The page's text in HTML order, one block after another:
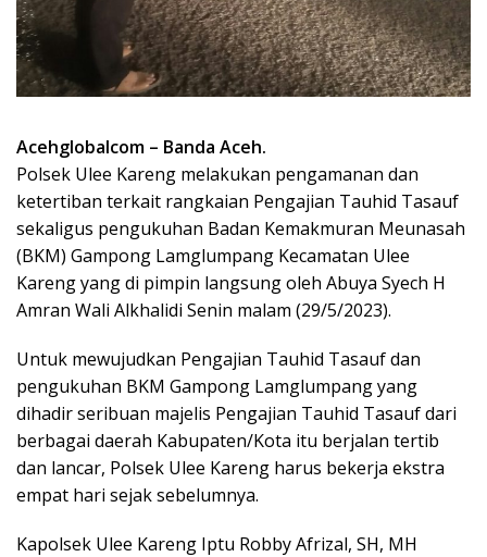
Acehglobalcom – Banda Aceh.
Polsek Ulee Kareng melakukan pengamanan dan
ketertiban terkait rangkaian Pengajian Tauhid Tasauf
sekaligus pengukuhan Badan Kemakmuran Meunasah
(BKM) Gampong Lamglumpang Kecamatan Ulee
Kareng yang di pimpin langsung oleh Abuya Syech H
Amran Wali Alkhalidi Senin malam (29/5/2023).
Untuk mewujudkan Pengajian Tauhid Tasauf dan
pengukuhan BKM Gampong Lamglumpang yang
dihadir seribuan majelis Pengajian Tauhid Tasauf dari
berbagai daerah Kabupaten/Kota itu berjalan tertib
dan lancar, Polsek Ulee Kareng harus bekerja ekstra
empat hari sejak sebelumnya.
Kapolsek Ulee Kareng Iptu Robby Afrizal, SH, MH